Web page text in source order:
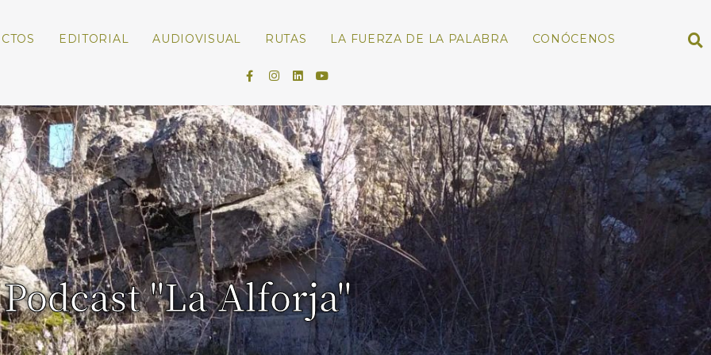
EDITORIAL AUDIOVISUAL RUTAS LA FUERZA DE LA PALABRA CONÓCENOS
Podcast "La Alforja"